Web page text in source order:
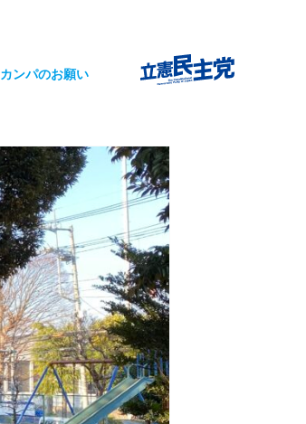
カンパのお願い